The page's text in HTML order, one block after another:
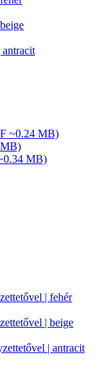
antracit
~0.24 MB)
MB)
| fehér
| beige
| antracit